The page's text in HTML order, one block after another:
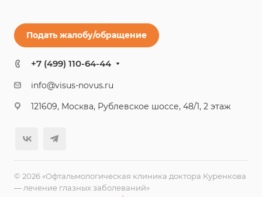
Подать жалобу/обращение
+7 (499) 110-64-44
info@visus-novus.ru
121609, Москва, Рублевское шоссе, 48/1, 2 этаж
© 2026 «Офтальмологическая клиника доктора Куренкова
— лечение глазных заболеваний»